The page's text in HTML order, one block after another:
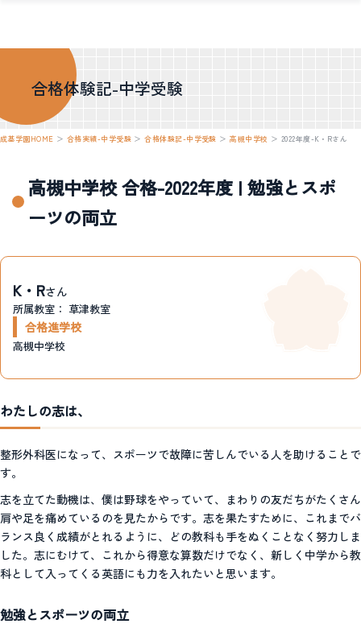
合格体験記-中学受験
成基学園HOME ＞ 合格実績-中学受験 ＞合格体験記-中学受験 ＞高槻中学校 ＞ 2022年度-K・Rさん
高槻中学校 合格-2022年度 | 勉強とスポ
ーツの両立
K・Rさん
所属教室： 草津教室
合格進学校
高槻中学校
わたしの志は、
整形外科医になって、スポーツで故障に苦しんでいる人を助けることで
す。
志を立てた動機は、僕は野球をやっていて、まわりの友だちがたくさん
肩や足を痛めているのを見たからです。志を果たすために、これまでバ
ランス良く成績がとれるように、どの教科も手をぬくことなく努力しま
した。志にむけて、これから得意な算数だけでなく、新しく中学から教
科として入ってくる英語にも力を入れたいと思います。
勉強とスポーツの両立